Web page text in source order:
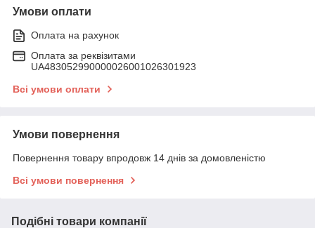
Умови оплати
Оплата на рахунок
Оплата за реквізитами
UA483052990000026001026301923
Всі умови оплати
Умови повернення
Повернення товару впродовж 14 днів за домовленістю
Всі умови повернення
Подібні товари компанії